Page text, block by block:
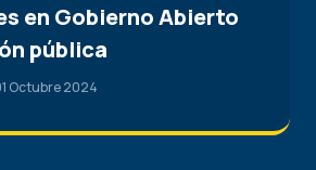
en Gobierno Abierto
pública
Octubre 2024